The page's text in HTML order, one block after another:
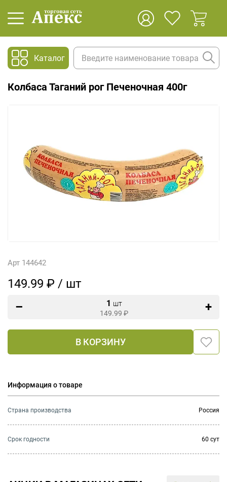
Каталог
Колбаса Таганий рог Печеночная 400г
Арт 144642
149.99 ₽ / шт
1 шт
149.99 ₽
В КОРЗИНУ
Информация о товаре
Страна производства Россия
Cрок годности 60 сут